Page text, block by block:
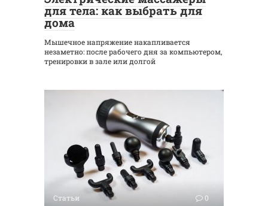
для тела: как выбрать для
дома
Мышечное напряжение накапливается
незаметно: после рабочего дня за компьютером,
тренировки в зале или долгой
Статьи 0